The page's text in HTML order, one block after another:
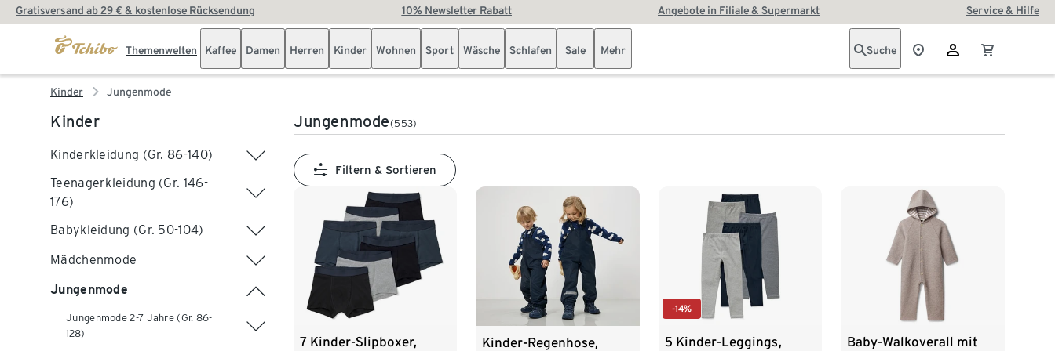
Gratisversand ab 29 € & kostenlose Rücksendung 10% Newsletter Rabatt Angebote in Filiale & Supermarkt Service & Hilfe
Themenwelten Kaffee Damen Herren Kinder Wohnen Sport Wäsche Schlafen Sale Mehr Suche
Kinder Jungenmode
Kinder
Kinderkleidung (Gr. 86-140)
Teenagerkleidung (Gr. 146-
176)
Babykleidung (Gr. 50-104)
Mädchenmode
Jungenmode
Jungenmode 2-7 Jahre (Gr. 86-
128)
Jungenmode(553)
Filtern & Sortieren
7 Kinder-Slipboxer,
Kinder-Regenhose,
-14%
5 Kinder-Leggings,
Baby-Walkoverall mit